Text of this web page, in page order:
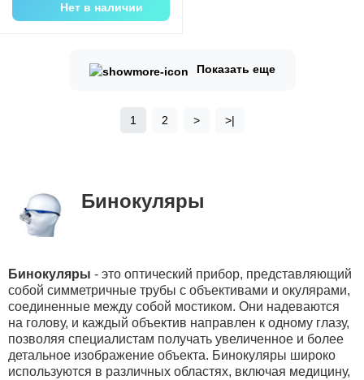
Нет в наличии
Показать еще
1 2 > >|
Бинокуляры
Бинокуляры - это оптический прибор, представляющий
собой симметричные трубы с объективами и окулярами,
соединенные между собой мостиком. Они надеваются
на голову, и каждый объектив направлен к одному глазу,
позволяя специалистам получать увеличенное и более
детальное изображение объекта. Бинокуляры широко
используются в различных областях, включая медицину,